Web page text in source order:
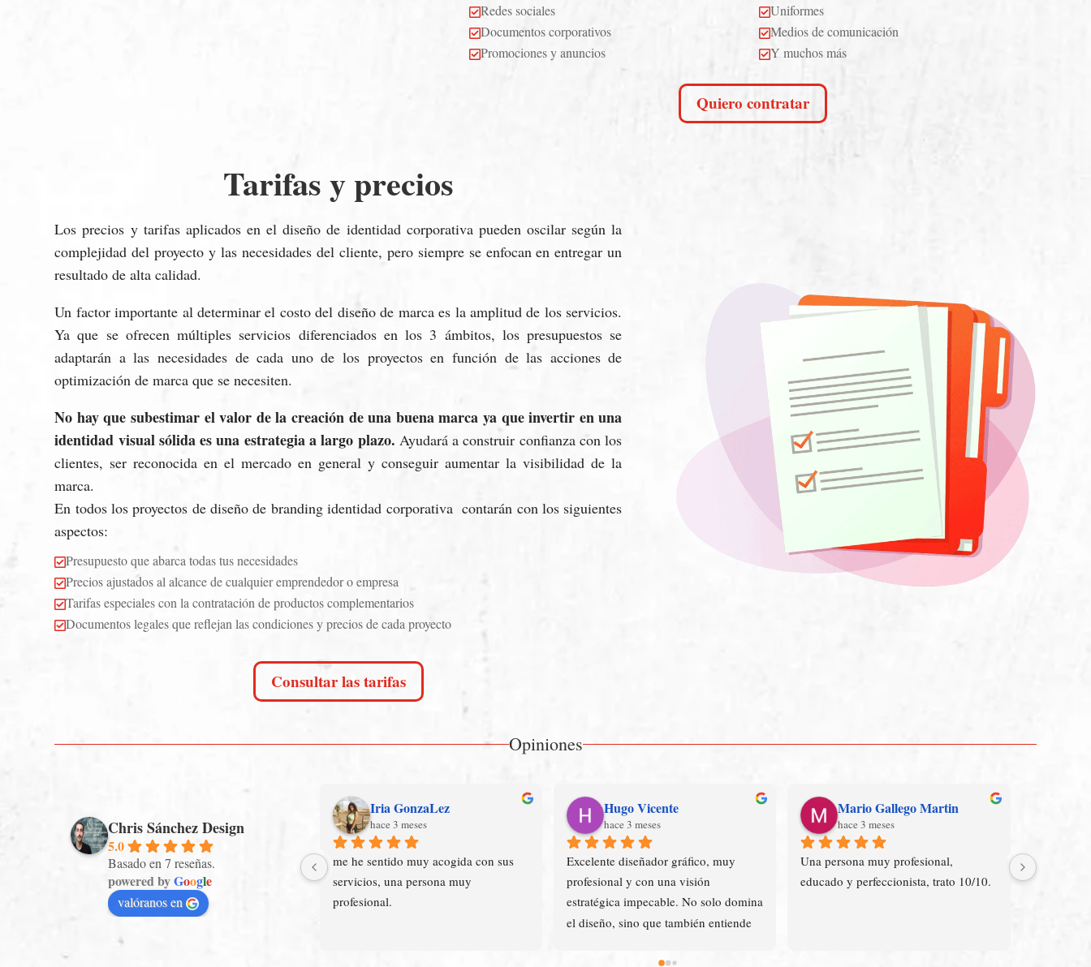
Redes sociales
Documentos corporativos
Promociones y anuncios
Uniformes
Medios de comunicación
Y muchos más
Quiero contratar
Tarifas y precios
Los precios y tarifas aplicados en el diseño de identidad corporativa pueden oscilar según la
complejidad del proyecto y las necesidades del cliente, pero siempre se enfocan en entregar un
resultado de alta calidad.
Un factor importante al determinar el costo del diseño de marca es la amplitud de los servicios.
Ya que se ofrecen múltiples servicios diferenciados en los 3 ámbitos, los presupuestos se
adaptarán a las necesidades de cada uno de los proyectos en función de las acciones de
optimización de marca que se necesiten.
No hay que subestimar el valor de la creación de una buena marca ya que invertir en una
identidad visual sólida es una estrategia a largo plazo. Ayudará a construir confianza con los
clientes, ser reconocida en el mercado en general y conseguir aumentar la visibilidad de la
marca.
En todos los proyectos de diseño de branding identidad corporativa contarán con los siguientes
aspectos:
Presupuesto que abarca todas tus necesidades
Precios ajustados al alcance de cualquier emprendedor o empresa
Tarifas especiales con la contratación de productos complementarios
Documentos legales que reflejan las condiciones y precios de cada proyecto
Consultar las tarifas
Opiniones
Chris Sánchez Design
5.0
Basado en 7 reseñas.
powered byGoogle
valóranos en
Iria GonzaLez
hace 3 meses
me he sentido muy acogida con sus
servicios, una persona muy
profesional.
Hugo Vicente
hace 3 meses
Excelente diseñador gráfico, muy
profesional y con una visión
estratégica impecable. No solo domina
el diseño, sino que también entiende
Mario Gallego Martin
hace 3 meses
Una persona muy profesional,
educado y perfeccionista, trato 10/10.
muy